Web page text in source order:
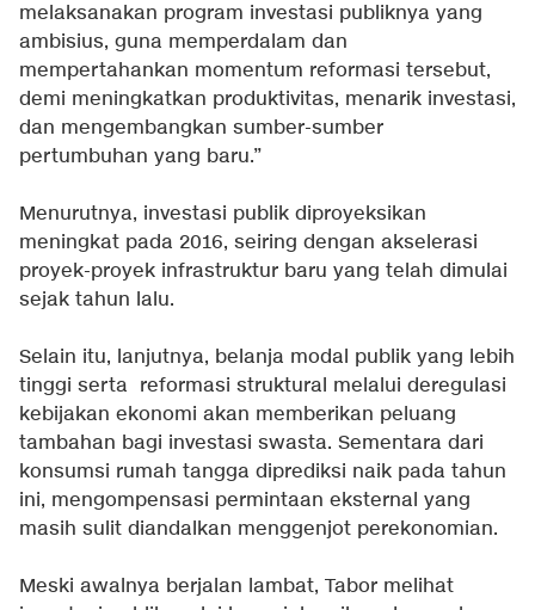
melaksanakan program investasi publiknya yang
ambisius, guna memperdalam dan
mempertahankan momentum reformasi tersebut,
demi meningkatkan produktivitas, menarik investasi,
dan mengembangkan sumber-sumber
pertumbuhan yang baru.”
Menurutnya, investasi publik diproyeksikan
meningkat pada 2016, seiring dengan akselerasi
proyek-proyek infrastruktur baru yang telah dimulai
sejak tahun lalu.
Selain itu, lanjutnya, belanja modal publik yang lebih
tinggi serta reformasi struktural melalui deregulasi
kebijakan ekonomi akan memberikan peluang
tambahan bagi investasi swasta. Sementara dari
konsumsi rumah tangga diprediksi naik pada tahun
ini, mengompensasi permintaan eksternal yang
masih sulit diandalkan menggenjot perekonomian.
Meski awalnya berjalan lambat, Tabor melihat